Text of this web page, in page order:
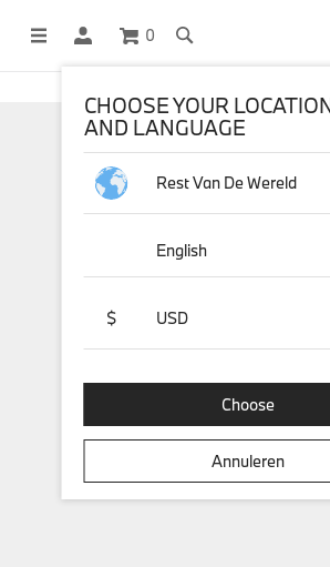
0
DEZE WEBSHOP WORDT BEHEERD DOOR
CHOOSE YOUR
AND LANGUAGE
Rest Van De Wereld
English
$ USD
Choose
Annuleren